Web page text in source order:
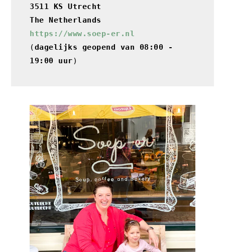
3511 KS Utrecht
The Netherlands
https://www.soep-er.nl
(dagelijks geopend van 08:00 -
19:00 uur)